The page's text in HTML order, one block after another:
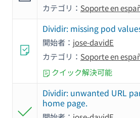
カテゴリ： Soporte en
Dividir: missing pod
開始者： jose-davidE
カテゴリ： Soporte en
クイック解決可能
Dividir: unwanted URL
home page.